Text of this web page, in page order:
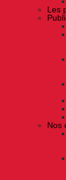
Les
Nos